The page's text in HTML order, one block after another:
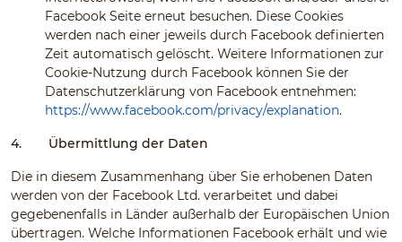
Facebook Seite erneut besuchen. Diese Cookies
werden nach einer jeweils durch Facebook definierten
Zeit automatisch gelöscht. Weitere Informationen zur
Cookie-Nutzung durch Facebook können Sie der
Datenschutzerklärung von Facebook entnehmen:
https://www.facebook.com/privacy/explanation.
4. Übermittlung der Daten
Die in diesem Zusammenhang über Sie erhobenen Daten
werden von der Facebook Ltd. verarbeitet und dabei
gegebenenfalls in Länder außerhalb der Europäischen Union
übertragen. Welche Informationen Facebook erhält und wie